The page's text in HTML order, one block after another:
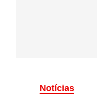
Notícias